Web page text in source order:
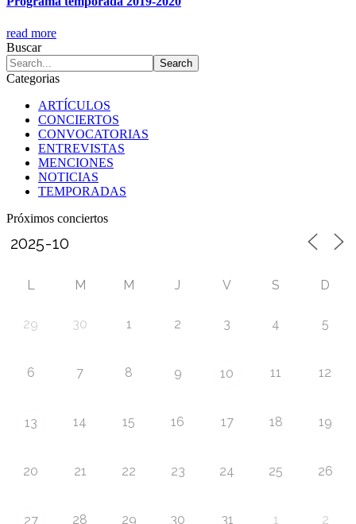
read more
Buscar
Categorias
ARTÍCULOS
CONCIERTOS
CONVOCATORIAS
ENTREVISTAS
MENCIONES
NOTICIAS
TEMPORADAS
Próximos conciertos
L M M J V S D
29 30 1 2 3 4 5
6 7 8 9 10 11 12
13 14 15 16 17 18 19
20 21 22 23 24 25 26
27 28 29 30 31 1 2